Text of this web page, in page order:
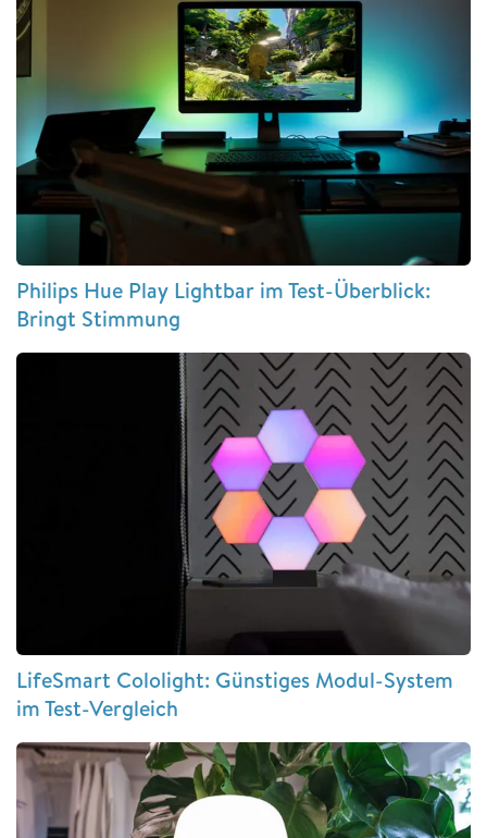
Philips Hue Play Lightbar im Test-Überblick:
Bringt Stimmung
LifeSmart Cololight: Günstiges Modul-System
im Test-Vergleich